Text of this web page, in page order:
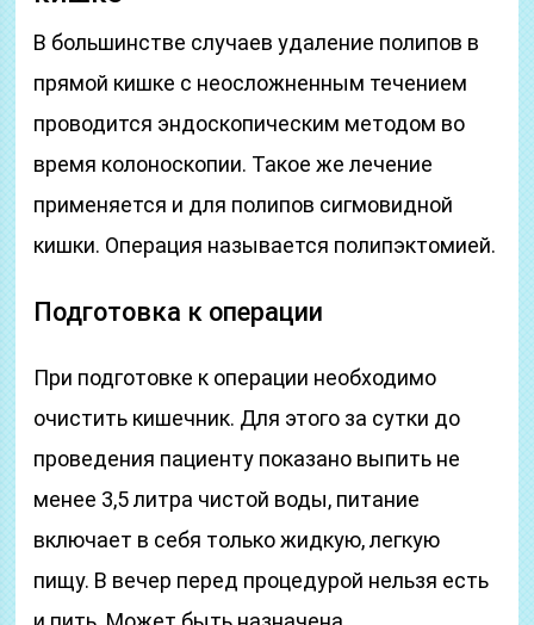
В большинстве случаев удаление полипов в
прямой кишке с неосложненным течением
проводится эндоскопическим методом во
время колоноскопии. Такое же лечение
применяется и для полипов сигмовидной
кишки. Операция называется полипэктомией.
Подготовка к операции
При подготовке к операции необходимо
очистить кишечник. Для этого за сутки до
проведения пациенту показано выпить не
менее 3,5 литра чистой воды, питание
включает в себя только жидкую, легкую
пищу. В вечер перед процедурой нельзя есть